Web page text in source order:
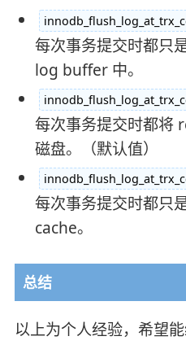
每次事务提交时都只
log buffer 中。
每次事务提交时都将
磁盘。（默认值）
每次事务提交时都只
cache。
总结
以上为个人经验，希望